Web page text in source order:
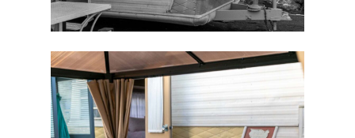
웨스턴마차
버스 레드
버스 베이지
버스 옐로우
예약안내
실시간예약
주변여행
오시는길